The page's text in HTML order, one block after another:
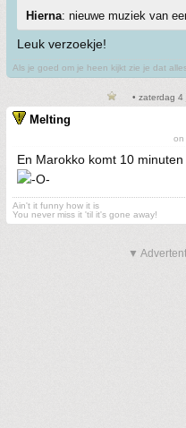
Hierna: nieuwe muziek van
Leuk verzoekje!
Als je goed om je heen kijkt zie je dat
• zaterdag 4
Melting
on
En Marokko komt 10
Ain't it funny how it is
You never miss it 'til it's gone away!
▼